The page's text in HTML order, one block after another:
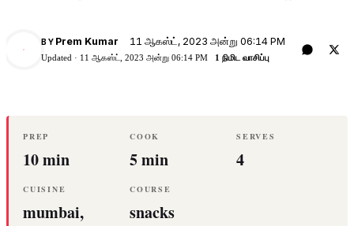
PK
BY Prem Kumar 11 ஆகஸ்ட், 2023 அன்று 06:14 PM
Updated · 11 ஆகஸ்ட், 2023 அன்று 06:14 PM 1 நிமிட வாசிப்பு
PREP
10 min
COOK
5 min
SERVES
4
CUISINE
mumbai,
COURSE
snacks